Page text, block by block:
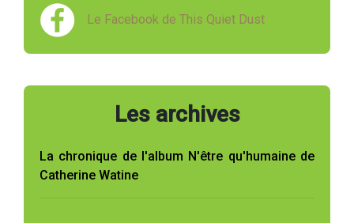
Le Facebook de This Quiet Dust
Les archives
La chronique de l'album N'être qu'humaine de
Catherine Watine